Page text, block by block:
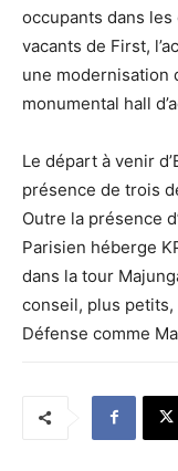
occupants dans
vacants de First,
une modernisation
monumental hall
Le départ à venir
présence de trois
Outre la présence
Parisien héberge
dans la tour
conseil, plus
Défense comme